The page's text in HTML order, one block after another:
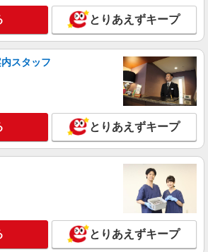
与とは別に支給） 下記資格をお持ちの方
・認知症介護基礎研修 ・初任者研修 ・実務
修 ・介護福祉士 など
強の福利厚生！／秦野駅のシニアマンショ
見守りなど
時給1600円〜2250円 ＜日払い有/週払い有/交
詳細を見る
沢駅≫定着率高い人気のデイサービススタ
【正社員】月給240,000〜400,000円 ・基本
200,000円〜220,000円 ・資格手当：10,000〜
とりあえずキープ
スタッフ
とりあえずキープ
とりあえずキープ